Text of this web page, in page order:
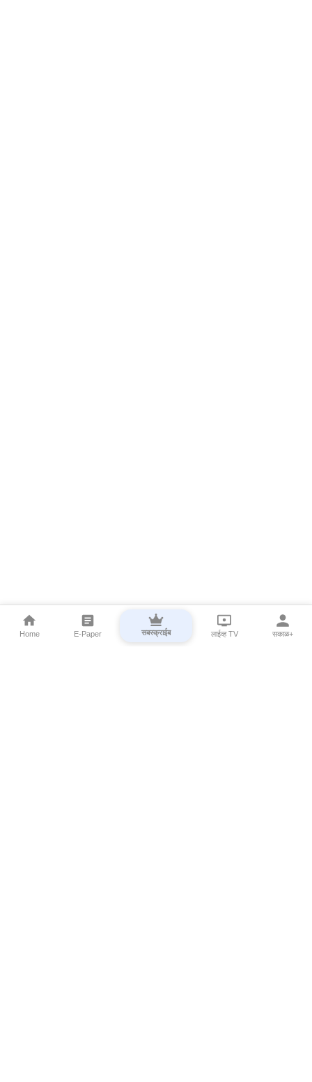
Home E-Paper सबस्क्राईब लाईव्ह TV सकाळ+